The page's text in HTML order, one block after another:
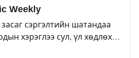
Weekly
сэргэлтийн шатандаа
хэрэглээ сул, үл хөдлөх
уналт ёроолдоо хүрэх